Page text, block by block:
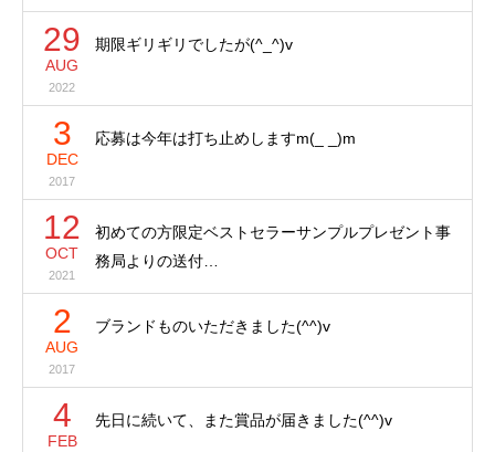
29
AUG
2022
期限ギリギリでしたが(^_^)v
3
DEC
2017
応募は今年は打ち止めしますm(_ _)m
12
OCT
2021
初めての方限定ベストセラーサンプルプレゼント事
務局よりの送付…
2
AUG
2017
ブランドものいただきました(^^)v
4
FEB
先日に続いて、また賞品が届きました(^^)v